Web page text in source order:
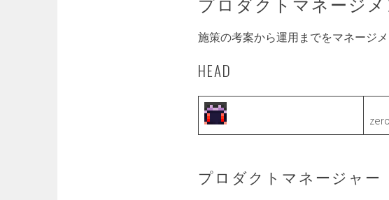
施策の考案から運用までをマネージメ
HEAD
プロダクトマネージャー